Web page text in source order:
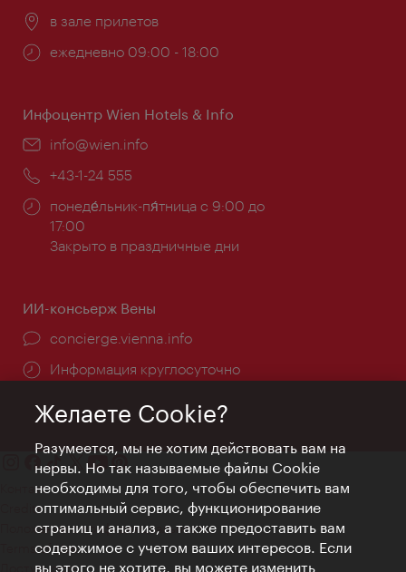
Расположение:
в зале прилетов
Часы
ежедневно 09:00 - 18:00
Инфоцентр Wien Hotels & Info
Эл.
info@wien.info
Телефон:
+43-1-24 555
Часы
работы:
понеде́льник-пя́тница с 9:00 до
17:00
Закрыто в праздничные дни
ИИ-консьерж Вены
concierge.vienna.info
Информация круглосуточно
Контакт
Credits
Положение о конфиденциальности
Terms of Use
Доступность
Желаете Cookie?
Разумеется, мы не хотим действовать вам на
нервы. Но так называемые файлы Cookie
необходимы для того, чтобы обеспечить вам
оптимальный сервис, функционирование
страниц и анализ, а также предоставить вам
содержимое с учетом ваших интересов. Если
вы этого не хотите, вы можете изменить